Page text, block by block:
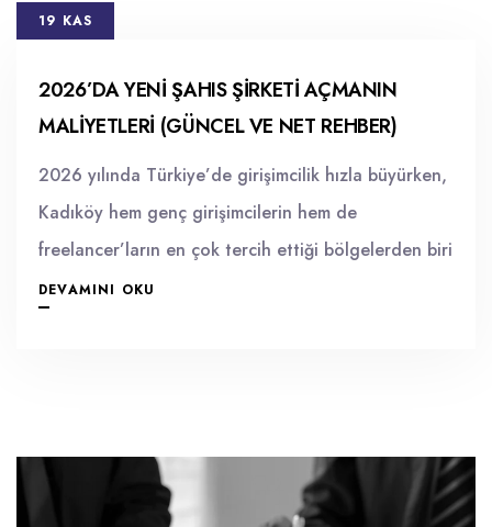
2026’DA YENI ŞAHIS ŞIRKETI AÇMANIN
MALIYETLERI (GÜNCEL VE NET REHBER)
2026 yılında Türkiye’de girişimcilik hızla büyürken,
Kadıköy hem genç girişimcilerin hem de
freelancer’ların en çok tercih ettiği bölgelerden biri
DEVAMINI OKU
19 KAS